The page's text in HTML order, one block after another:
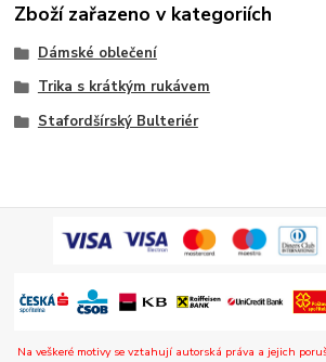
Zboží zařazeno v kategoriích
Dámské oblečení
Trika s krátkým rukávem
Stafordšírský Bulteriér
Na veškeré motivy se vztahují autorská práva a jejich